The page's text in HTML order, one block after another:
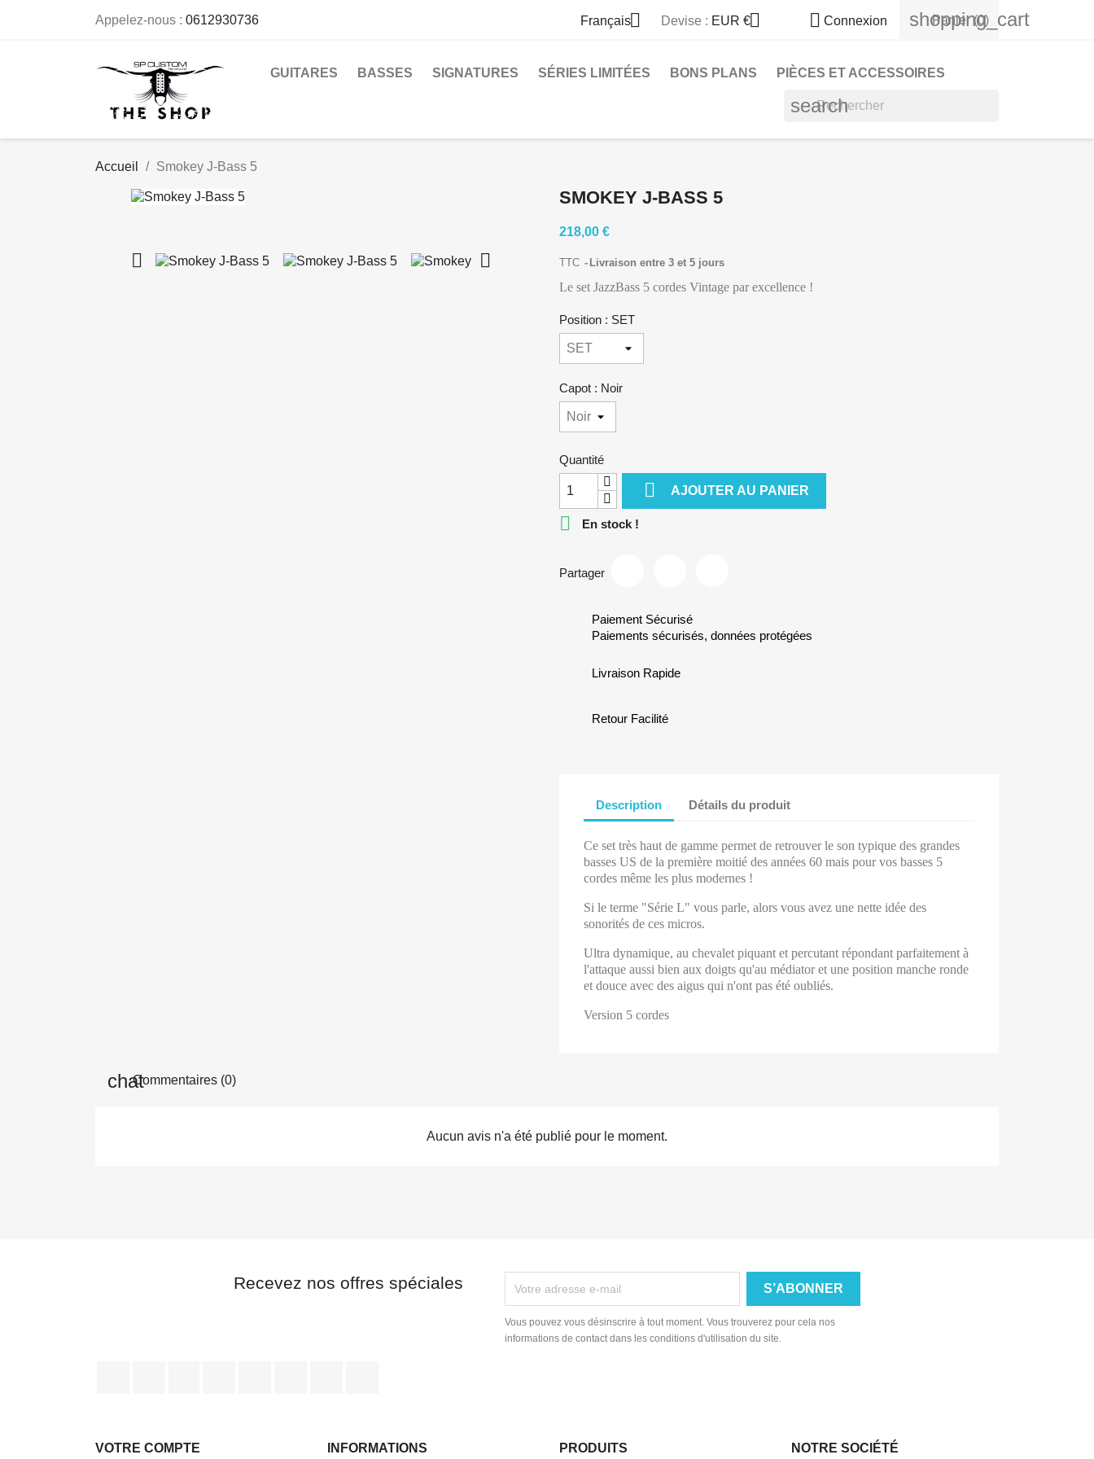
Appelez-nous : 0612930736 Français Devise : EUR €  Connexion shopping_cart
Panier (0)
GUITARES BASSES SIGNATURES SÉRIES LIMITÉES BONS PLANS PIÈCES ET ACCESSOIRES
search
Accueil Smokey J-Bass 5
 
SMOKEY J-BASS 5
218,00 €
TTC Livraison entre 3 et 5 jours
Le set JazzBass 5 cordes Vintage par excellence !
Position : SET
Capot : Noir
Quantité
 AJOUTER AU PANIER
 En stock !
Partager
Paiement Sécurisé
Paiements sécurisés, données protégées
Livraison Rapide
Retour Facilité
Description Détails du produit
Ce set très haut de gamme permet de retrouver le son typique des grandes
basses US de la première moitié des années 60 mais pour vos basses 5
cordes même les plus modernes !
Si le terme "Série L" vous parle, alors vous avez une nette idée des
sonorités de ces micros.
Ultra dynamique, au chevalet piquant et percutant répondant parfaitement à
l'attaque aussi bien aux doigts qu'au médiator et une position manche ronde
et douce avec des aigus qui n'ont pas été oubliés.
Version 5 cordes
Commentaires (0)
Aucun avis n'a été publié pour le moment.
Recevez nos offres spéciales
Vous pouvez vous désinscrire à tout moment. Vous trouverez pour cela nos
informations de contact dans les conditions d'utilisation du site.
VOTRE COMPTE INFORMATIONS PRODUITS NOTRE SOCIÉTÉ